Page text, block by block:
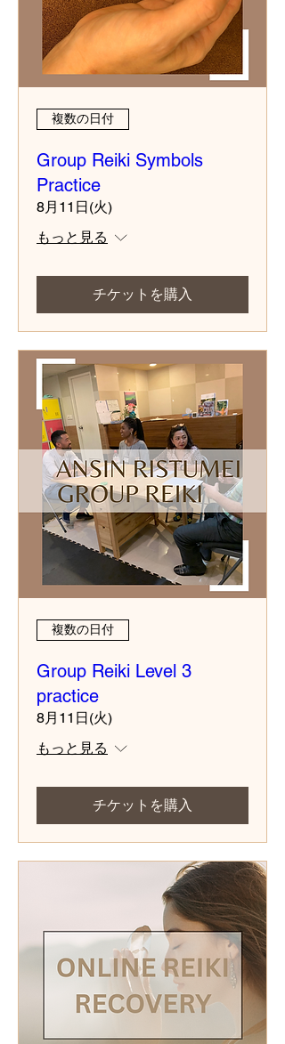
複数の日付
Group Reiki Symbols
Practice
8月11日(火)
もっと見る
チケットを購入
複数の日付
Group Reiki Level 3
practice
8月11日(火)
もっと見る
チケットを購入